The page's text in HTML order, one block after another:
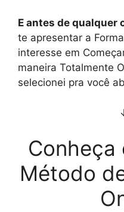
E antes de qualquer
te apresentar a
interesse em
maneira Totalmente
selecionei pra você
Conheça
Método